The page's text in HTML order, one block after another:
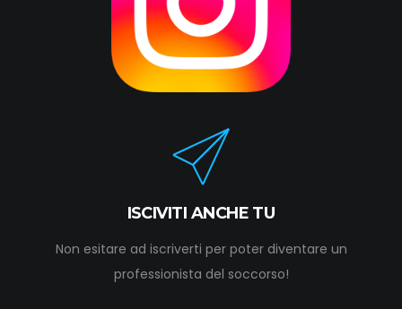
ISCIVITI ANCHE TU
Non esitare ad iscriverti per poter diventare un
professionista del soccorso!